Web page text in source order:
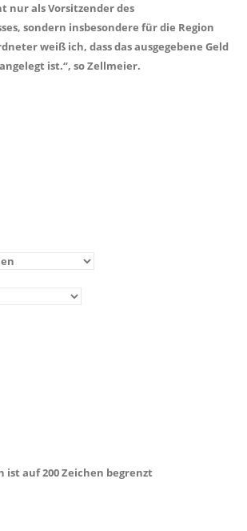
nur als Vorsitzender des
sondern insbesondere für die Region
weiß ich, dass das ausgegebene Geld
ist.“, so Zellmeier.
ist auf 200 Zeichen begrenzt